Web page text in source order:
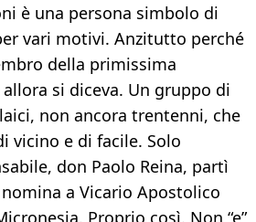
è una persona simbolo di
vari motivi. Anzitutto perché
della primissima
allora si diceva. Un gruppo di
non ancora trentenni, che
vicino e di facile. Solo
don Paolo Reina, partì
a Vicario Apostolico
Proprio così. Non “e”